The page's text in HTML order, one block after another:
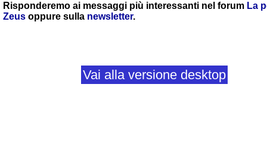
Risponderemo ai messaggi più interessanti nel forum La
Zeus oppure sulla newsletter.
Vai alla versione desktop